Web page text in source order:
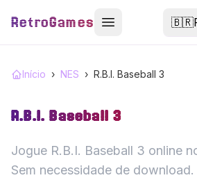
RetroGames 🇧🇷
Início › NES › R.B.I. Baseball 3
R.B.I. Baseball 3
Jogue R.B.I. Baseball 3 online
Sem necessidade de download.